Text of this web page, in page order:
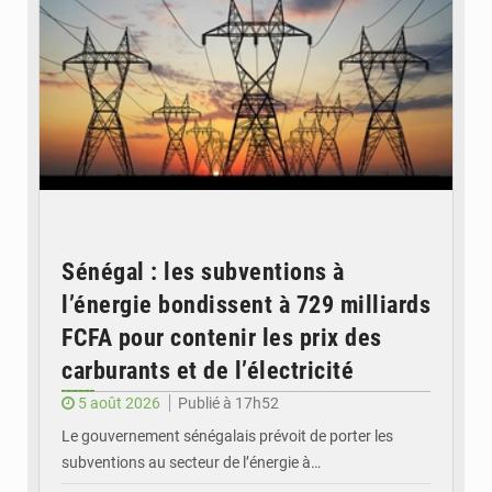
Sénégal : les subventions à
l’énergie bondissent à 729 milliards
FCFA pour contenir les prix des
carburants et de l’électricité
5 août 2026
Publié à 17h52
Le gouvernement sénégalais prévoit de porter les
subventions au secteur de l’énergie à…